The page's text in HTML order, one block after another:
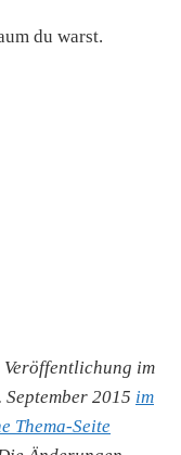
du warst.
Veröffentlichung im
2015 im
Thema-Seite